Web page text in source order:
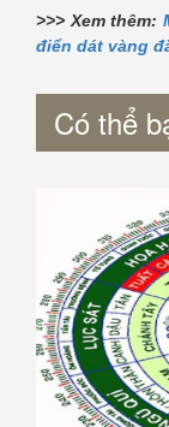
>>> Xem thêm:
điển dát vàng
Có thể